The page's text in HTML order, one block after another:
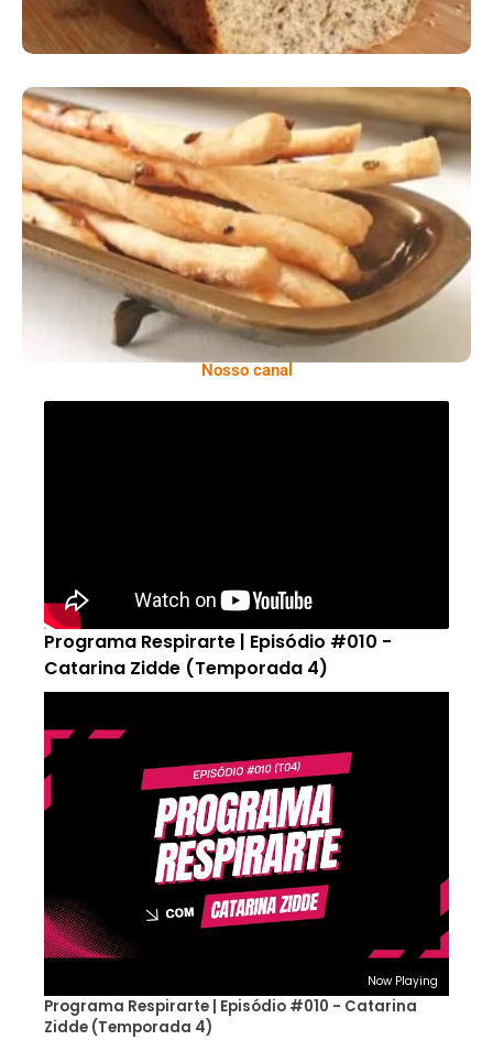
Comer Bem: Palitinhos De Cebola E Salsa
Nosso canal
Programa Respirarte | Episódio #010 -
Catarina Zidde (Temporada 4)
Now Playing
Programa Respirarte | Episódio #010 - Catarina
Zidde (Temporada 4)